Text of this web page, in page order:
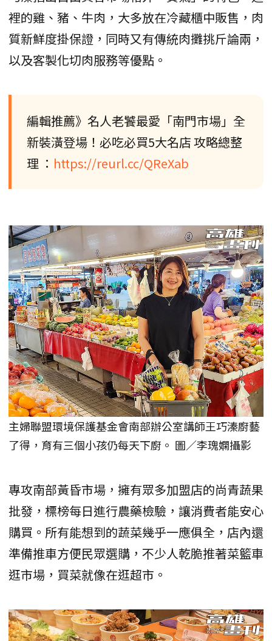
裡的雞、豬、牛肉，大多放在冷藏櫃中販售，肉
質新鮮度掛保證，同時又有傳統肉攤挑斤論兩，
以及客製化切肉服務等優點。
編輯推薦》名人老饕最愛「南門市場」全
新裝潢登場！必吃必買5大名店 攻略總整
理 ： https://reurl.cc/QReXab
主婦聯盟環境保護基金會南部辦公室講師王巧溱廚藝
了得，育有三個小孩仍每天下廚。 圖／李瑰嫻攝影
專攻南部黃昏市場，擁有眾多加盟店的尚青蔬果
批發，標榜每日進行農藥檢驗，讓消費者能安心
購買。所有能想到的蔬菜幾乎一應俱全，店內還
準備推車方便民眾選購，不少人乾脆推著菜籃車
逛市場，買菜就像在逛超市。